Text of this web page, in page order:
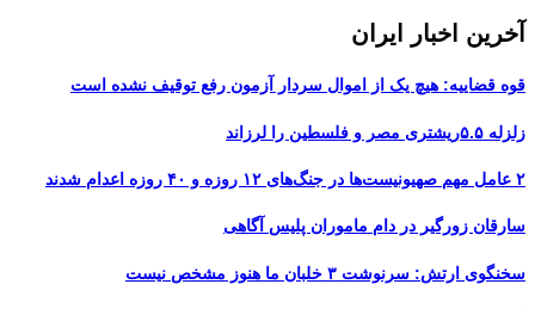
آخرین اخبار ایران
قوه قضاییه: هیچ یک از اموال سردار آزمون رفع توقیف نشده است
زلزله ۵.۵ریشتری مصر و فلسطین را لرزاند
۲ عامل مهم صهیونیست‌ها در جنگ‌های ۱۲ روزه و ۴۰ روزه اعدام شدند
سارقان زورگیر در دام ماموران پلیس آگاهی
سخنگوی ارتش: سرنوشت ۳ خلبان ما هنوز مشخص نیست